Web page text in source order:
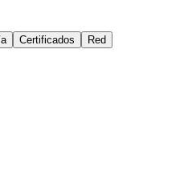
Certificados Red